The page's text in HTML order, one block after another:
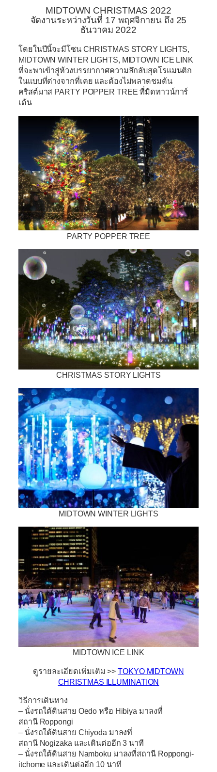
MIDTOWN CHRISTMAS 2022
จัดงานระหว่างวันที่ 17 พฤศจิกายน ถึง 25
ธันวาคม 2022
โดยในปีนี้จะมีโซน CHRISTMAS STORY LIGHTS,
MIDTOWN WINTER LIGHTS, MIDTOWN ICE LINK
ที่จะพาเข้าสู่ห้วงบรรยากาศความลึกลับสุดโรแมนติก
ในแบบที่ต่างจากที่เคย และต้องไม่พลาดชมต้น
คริสต์มาส PARTY POPPER TREE ที่มิดทาวน์การ์
เด้น
PARTY POPPER TREE
CHRISTMAS STORY LIGHTS
MIDTOWN WINTER LIGHTS
MIDTOWN ICE LINK
ดูรายละเอียดเพิ่มเติม >>TOKYO MIDTOWN
CHRISTMAS ILLUMINATION
วิธีการเดินทาง
– นั่งรถใต้ดินสาย Oedo หรือ Hibiya มาลงที่
สถานี Roppongi
– นั่งรถใต้ดินสาย Chiyoda มาลงที่
สถานี Nogizaka และเดินต่ออีก 3 นาที
– นั่งรถใต้ดินสาย Namboku มาลงที่สถานี Roppongi-
itchome และเดินต่ออีก 10 นาที